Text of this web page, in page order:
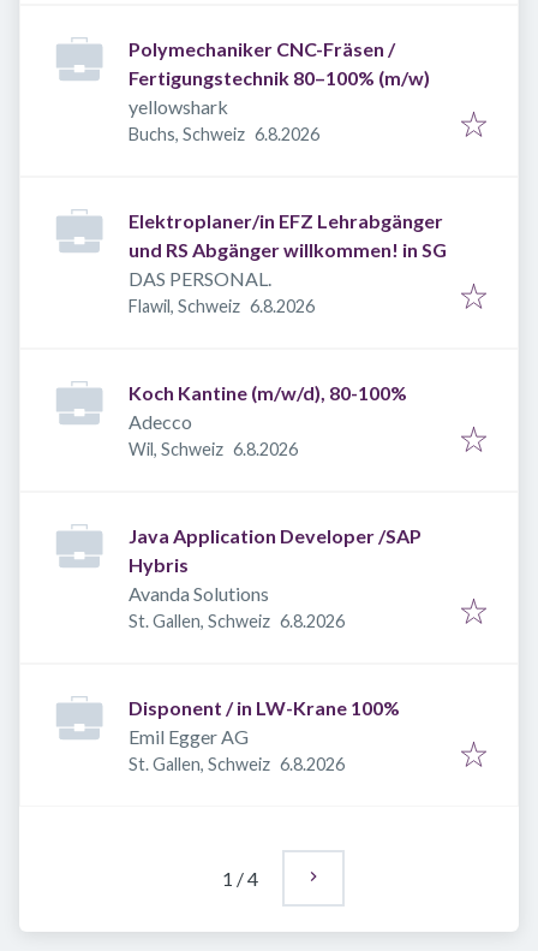
Polymechaniker CNC-Fräsen /
Fertigungstechnik 80–100% (m/w)
yellowshark
Buchs, Schweiz Veröffentlicht
6.8.2026
Elektroplaner/in EFZ Lehrabgänger
und RS Abgänger willkommen! in SG
DAS PERSONAL.
Flawil, Schweiz Veröffentlicht
6.8.2026
Koch Kantine (m/w/d), 80-100%
Adecco
Wil, Schweiz Veröffentlicht
6.8.2026
Java Application Developer /SAP
Hybris
Avanda Solutions
St. Gallen, Schweiz Veröffentlicht
6.8.2026
Disponent / in LW-Krane 100%
Emil Egger AG
St. Gallen, Schweiz Veröffentlicht
6.8.2026
1 /4